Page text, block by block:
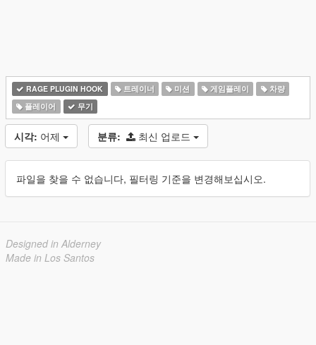
RAGE PLUGIN HOOK 트레이너 미션 게임플레이
차량
플레이어
무기
시각: 어제 분류: 최신 업로드
파일을 찾을 수 없습니다, 필터링 기준을 변경해보십시오.
Designed in Alderney
Made in Los Santos